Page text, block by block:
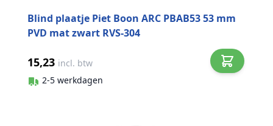
Blind plaatje Piet Boon ARC PBAB53 53 mm
PVD mat zwart RVS-304
15,23 incl. btw
2-5 werkdagen